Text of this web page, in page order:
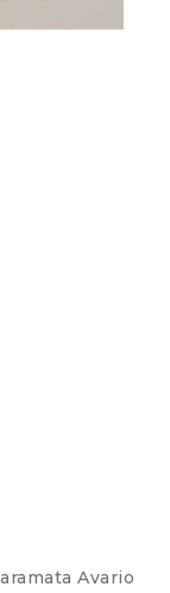
Avario